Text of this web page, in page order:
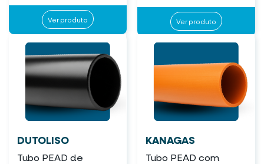
Ver produto Ver produto
DUTOLISO
Tubo PEAD de
KANAGAS
Tubo PEAD com